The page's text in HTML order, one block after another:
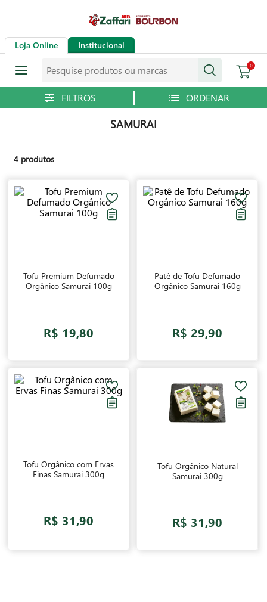
Loja Online Institucional
0
SAMURAI
4 produtos
Tofu Premium Defumado
Orgânico Samurai 100g
R$ 19,80
Patê de Tofu Defumado
Orgânico Samurai 160g
R$ 29,90
Tofu Orgânico com Ervas
Finas Samurai 300g
R$ 31,90
Tofu Orgânico Natural
Samurai 300g
R$ 31,90